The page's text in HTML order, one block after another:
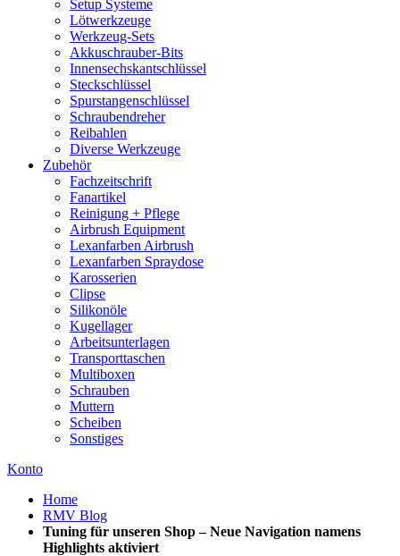
Setup Systeme
Lötwerkzeuge
Werkzeug-Sets
Akkuschrauber-Bits
Innensechskantschlüssel
Steckschlüssel
Spurstangenschlüssel
Schraubendreher
Reibahlen
Diverse Werkzeuge
Zubehör
Fachzeitschrift
Fanartikel
Reinigung + Pflege
Airbrush Equipment
Lexanfarben Airbrush
Lexanfarben Spraydose
Karosserien
Clipse
Silikonöle
Kugellager
Arbeitsunterlagen
Transporttaschen
Multiboxen
Schrauben
Muttern
Scheiben
Sonstiges
Konto
Home
RMV Blog
Tuning für unseren Shop – Neue Navigation namens
Highlights aktiviert